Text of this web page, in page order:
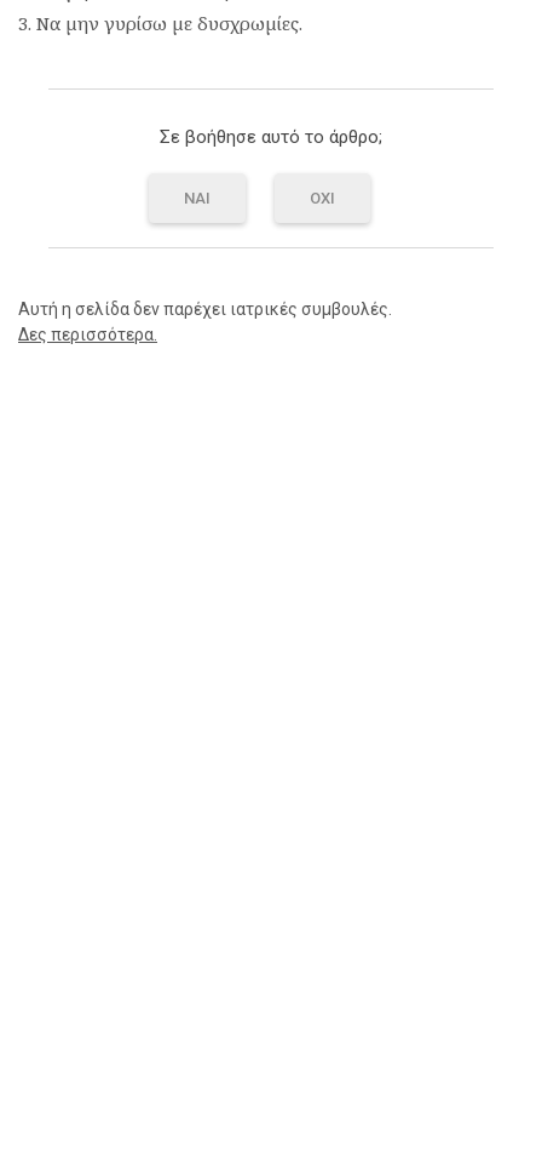
Να µην γυρίσω µε δυσχρωµίες.
Σε βοήθησε αυτό το άρθρο;
ΝΑΙ ΟΧΙ
Αυτή η σελίδα δεν παρέχει ιατρικές συμβουλές.
Δες περισσότερα.